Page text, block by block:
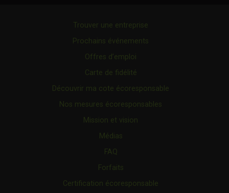
Trouver une entreprise
Prochains événements
Offres d’emploi
Carte de fidélité
Découvrir ma cote écoresponsable
Nos mesures écoresponsables
Mission et vision
Médias
FAQ
Forfaits
Certification écoresponsable